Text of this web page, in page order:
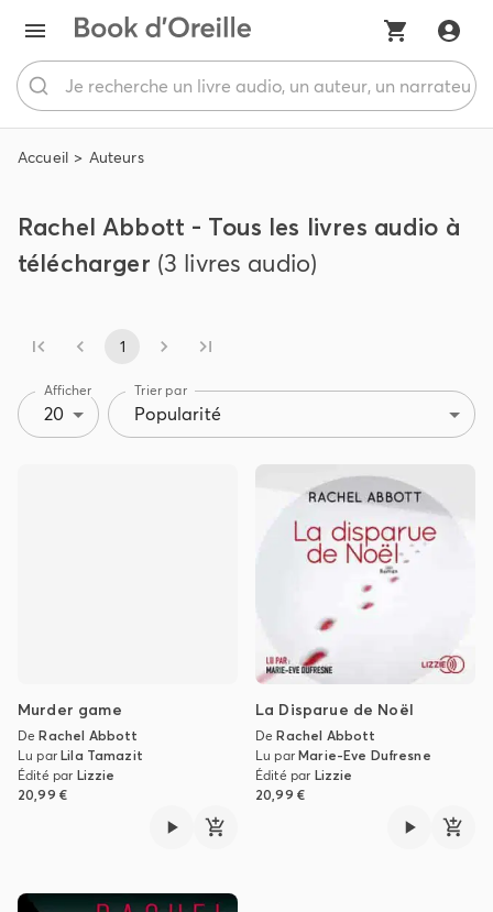
Accueil Auteurs
Rachel Abbott - Tous les livres audio à
télécharger (3 livres audio)
1
Afficher
20
Trier par
Popularité
Murder game
DeRachel Abbott
Lu parLila Tamazit
Édité par Lizzie
20,99 €
La Disparue de Noël
DeRachel Abbott
Lu parMarie-Eve Dufresne
Édité par Lizzie
20,99 €